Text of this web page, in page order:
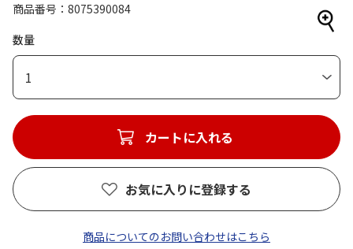
商品番号
8075390084
数量
1
カートに入れる
お気に入りに登録する
商品についてのお問い合わせはこちら